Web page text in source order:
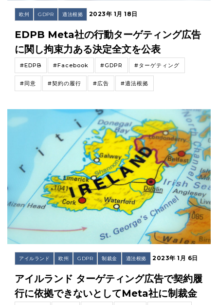
欧州 GDPR 適法根拠 2023年 1月 18日
EDPB Meta社の行動ターゲティング広告
に関し拘束力ある決定全文を公表
#EDPB #Facebook #GDPR #ターゲティング
#同意 #契約の履行 #広告 #適法根拠
アイルランド 欧州 GDPR 制裁金 適法根拠 2023年 1月 6日
アイルランド ターゲティング広告で契約履
行に依拠できないとしてMeta社に制裁金